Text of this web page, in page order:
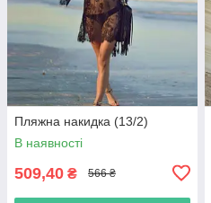
Пляжна накидка (13/2)
В наявності
509,40 ₴ 566 ₴